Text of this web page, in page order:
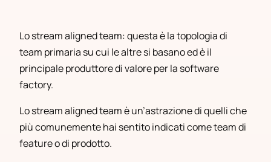
Lo stream aligned team: questa è la topologia di
team primaria su cui le altre si basano ed è il
principale produttore di valore per la software
factory.
Lo stream aligned team è un’astrazione di quelli che
più comunemente hai sentito indicati come team di
feature o di prodotto.